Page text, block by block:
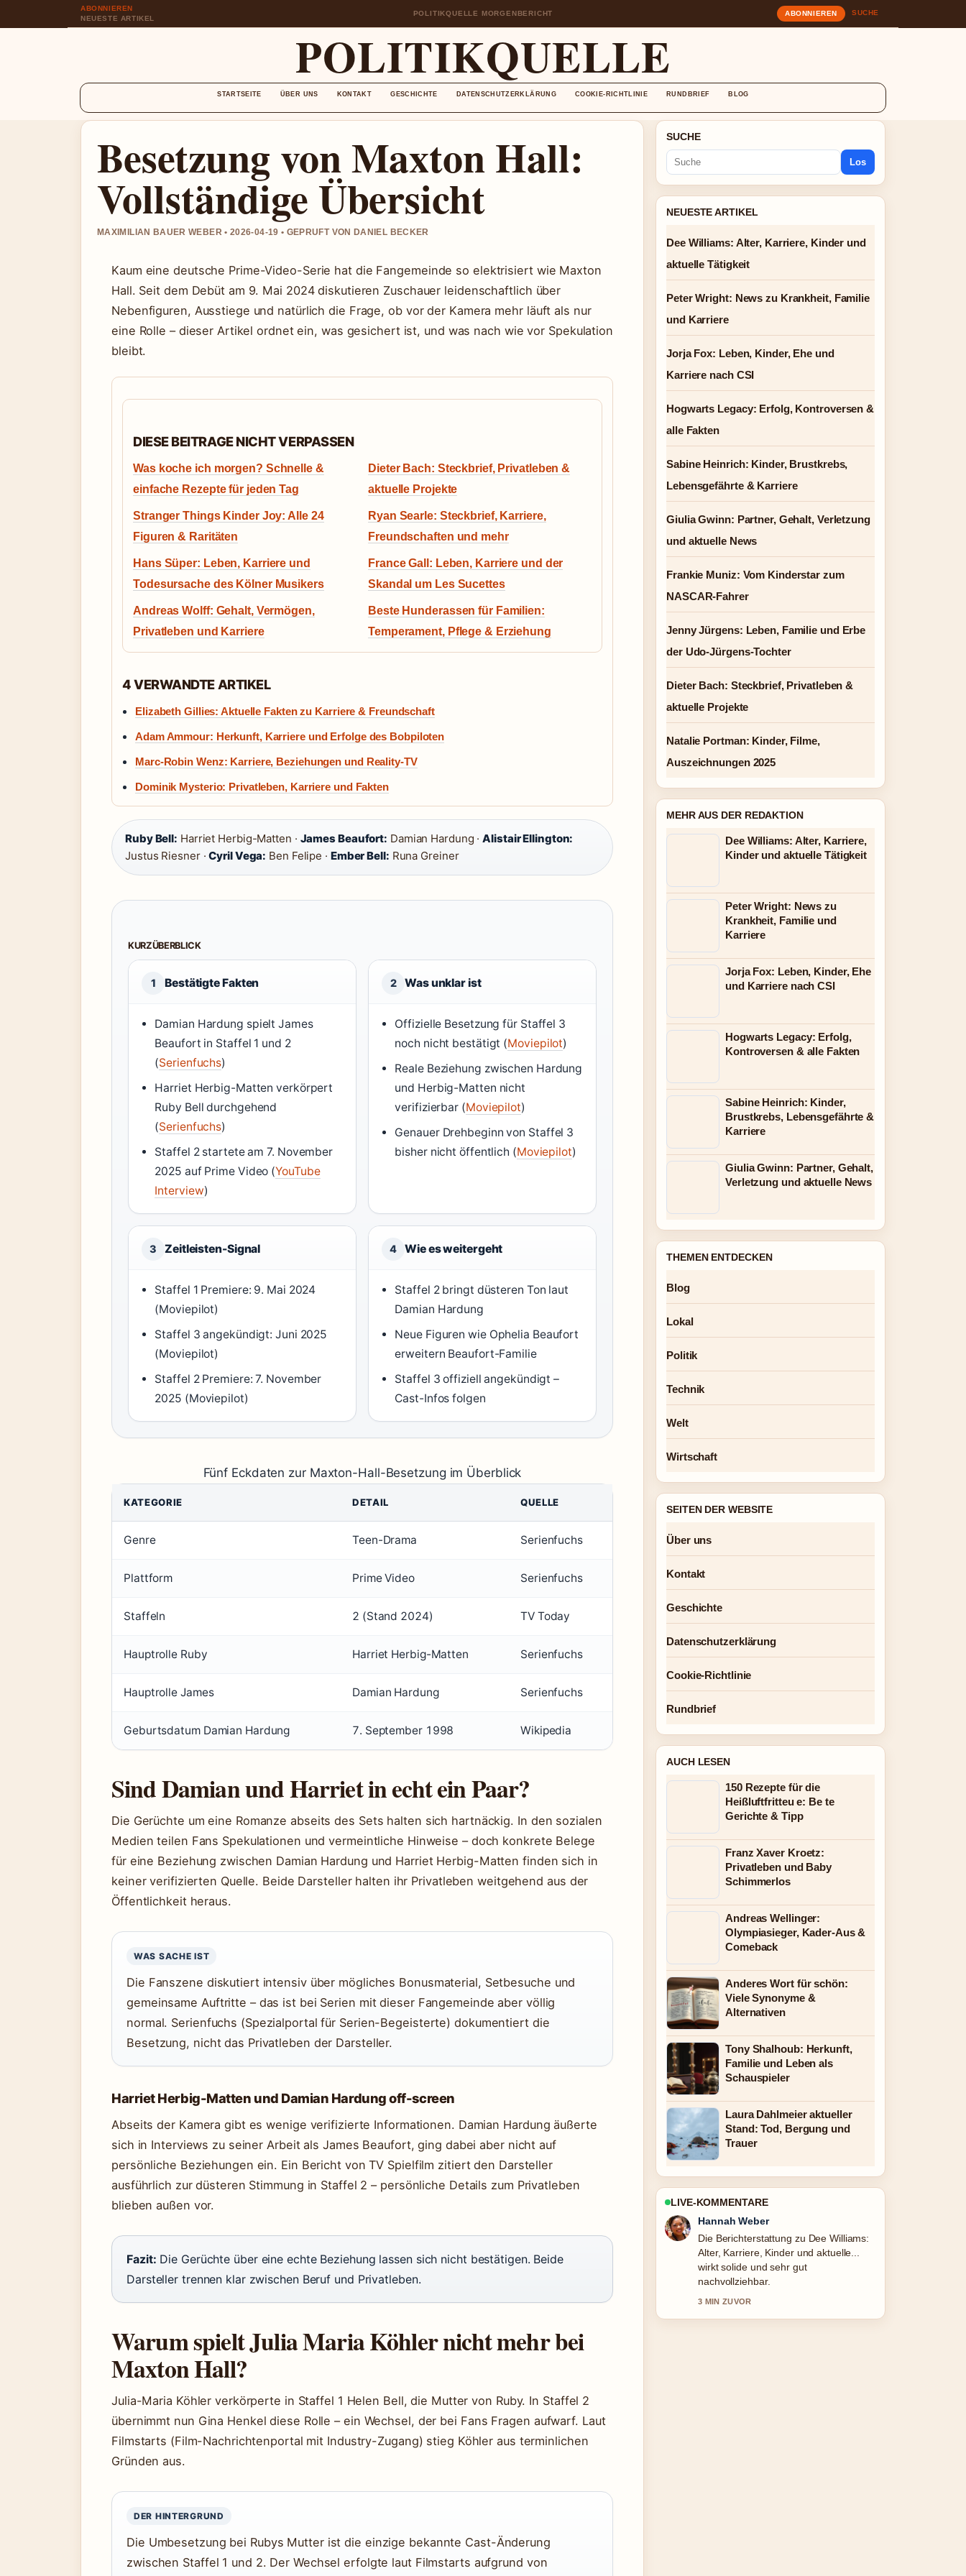
ABONNIEREN
NEUESTE ARTIKEL
POLITIKQUELLE MORGENBERICHT ABONNIEREN SUCHE
POLITIKQUELLE
STARTSEITE ÜBER UNS KONTAKT GESCHICHTE DATENSCHUTZERKLÄRUNG COOKIE-RICHTLINIE RUNDBRIEF BLOG
Besetzung von Maxton Hall:
Vollständige Übersicht
MAXIMILIAN BAUER WEBER • 2026-04-19 • GEPRUFT VON DANIEL BECKER
Kaum eine deutsche Prime-Video-Serie hat die Fangemeinde so elektrisiert wie Maxton
Hall. Seit dem Debüt am 9. Mai 2024 diskutieren Zuschauer leidenschaftlich über
Nebenfiguren, Ausstiege und natürlich die Frage, ob vor der Kamera mehr läuft als nur
eine Rolle – dieser Artikel ordnet ein, was gesichert ist, und was nach wie vor Spekulation
bleibt.
DIESE BEITRAGE NICHT VERPASSEN
Was koche ich morgen? Schnelle &
einfache Rezepte für jeden Tag
Dieter Bach: Steckbrief, Privatleben &
aktuelle Projekte
Stranger Things Kinder Joy: Alle 24
Figuren & Raritäten
Ryan Searle: Steckbrief, Karriere,
Freundschaften und mehr
Hans Süper: Leben, Karriere und
Todesursache des Kölner Musikers
France Gall: Leben, Karriere und der
Skandal um Les Sucettes
Andreas Wolff: Gehalt, Vermögen,
Privatleben und Karriere
Beste Hunderassen für Familien:
Temperament, Pflege & Erziehung
4 VERWANDTE ARTIKEL
Elizabeth Gillies: Aktuelle Fakten zu Karriere & Freundschaft
Adam Ammour: Herkunft, Karriere und Erfolge des Bobpiloten
Marc-Robin Wenz: Karriere, Beziehungen und Reality-TV
Dominik Mysterio: Privatleben, Karriere und Fakten
Ruby Bell: Harriet Herbig-Matten · James Beaufort: Damian Hardung ·Alistair Ellington:
Justus Riesner ·Cyril Vega: Ben Felipe · Ember Bell: Runa Greiner
KURZÜBERBLICK
1 Bestätigte Fakten
Damian Hardung spielt James
Beaufort in Staffel 1 und 2
(Serienfuchs)
Harriet Herbig-Matten verkörpert
Ruby Bell durchgehend
(Serienfuchs)
Staffel 2 startete am 7. November
2025 auf Prime Video (YouTube
Interview)
2 Was unklar ist
Offizielle Besetzung für Staffel 3
noch nicht bestätigt (Moviepilot)
Reale Beziehung zwischen Hardung
und Herbig-Matten nicht
verifizierbar (Moviepilot)
Genauer Drehbeginn von Staffel 3
bisher nicht öffentlich (Moviepilot)
3 Zeitleisten-Signal
Staffel 1 Premiere: 9. Mai 2024
(Moviepilot)
Staffel 3 angekündigt: Juni 2025
(Moviepilot)
Staffel 2 Premiere: 7. November
2025 (Moviepilot)
4 Wie es weitergeht
Staffel 2 bringt düsteren Ton laut
Damian Hardung
Neue Figuren wie Ophelia Beaufort
erweitern Beaufort-Familie
Staffel 3 offiziell angekündigt –
Cast-Infos folgen
Fünf Eckdaten zur Maxton-Hall-Besetzung im Überblick
KATEGORIE DETAIL QUELLE
Genre Teen-Drama Serienfuchs
Plattform Prime Video Serienfuchs
Staffeln 2 (Stand 2024) TV Today
Hauptrolle Ruby Harriet Herbig-Matten Serienfuchs
Hauptrolle James Damian Hardung Serienfuchs
Geburtsdatum Damian Hardung 7. September 1998 Wikipedia
Sind Damian und Harriet in echt ein Paar?
Die Gerüchte um eine Romanze abseits des Sets halten sich hartnäckig. In den sozialen
Medien teilen Fans Spekulationen und vermeintliche Hinweise – doch konkrete Belege
für eine Beziehung zwischen Damian Hardung und Harriet Herbig-Matten finden sich in
keiner verifizierten Quelle. Beide Darsteller halten ihr Privatleben weitgehend aus der
Öffentlichkeit heraus.
WAS SACHE IST
Die Fanszene diskutiert intensiv über mögliches Bonusmaterial, Setbesuche und
gemeinsame Auftritte – das ist bei Serien mit dieser Fangemeinde aber völlig
normal. Serienfuchs (Spezialportal für Serien-Begeisterte) dokumentiert die
Besetzung, nicht das Privatleben der Darsteller.
Harriet Herbig-Matten und Damian Hardung off-screen
Abseits der Kamera gibt es wenige verifizierte Informationen. Damian Hardung äußerte
sich in Interviews zu seiner Arbeit als James Beaufort, ging dabei aber nicht auf
persönliche Beziehungen ein. Ein Bericht von TV Spielfilm zitiert den Darsteller
ausführlich zur düsteren Stimmung in Staffel 2 – persönliche Details zum Privatleben
blieben außen vor.
Fazit: Die Gerüchte über eine echte Beziehung lassen sich nicht bestätigen. Beide
Darsteller trennen klar zwischen Beruf und Privatleben.
Warum spielt Julia Maria Köhler nicht mehr bei
Maxton Hall?
Julia-Maria Köhler verkörperte in Staffel 1 Helen Bell, die Mutter von Ruby. In Staffel 2
übernimmt nun Gina Henkel diese Rolle – ein Wechsel, der bei Fans Fragen aufwarf. Laut
Filmstarts (Film-Nachrichtenportal mit Industry-Zugang) stieg Köhler aus terminlichen
Gründen aus.
DER HINTERGRUND
Die Umbesetzung bei Rubys Mutter ist die einzige bekannte Cast-Änderung
zwischen Staffel 1 und 2. Der Wechsel erfolgte laut Filmstarts aufgrund von
SUCHE
Los
NEUESTE ARTIKEL
Dee Williams: Alter, Karriere, Kinder und
aktuelle Tätigkeit
Peter Wright: News zu Krankheit, Familie
und Karriere
Jorja Fox: Leben, Kinder, Ehe und
Karriere nach CSI
Hogwarts Legacy: Erfolg, Kontroversen &
alle Fakten
Sabine Heinrich: Kinder, Brustkrebs,
Lebensgefährte & Karriere
Giulia Gwinn: Partner, Gehalt, Verletzung
und aktuelle News
Frankie Muniz: Vom Kinderstar zum
NASCAR-Fahrer
Jenny Jürgens: Leben, Familie und Erbe
der Udo-Jürgens-Tochter
Dieter Bach: Steckbrief, Privatleben &
aktuelle Projekte
Natalie Portman: Kinder, Filme,
Auszeichnungen 2025
MEHR AUS DER REDAKTION
Dee Williams: Alter, Karriere,
Kinder und aktuelle Tätigkeit
Peter Wright: News zu
Krankheit, Familie und
Karriere
Jorja Fox: Leben, Kinder, Ehe
und Karriere nach CSI
Hogwarts Legacy: Erfolg,
Kontroversen & alle Fakten
Sabine Heinrich: Kinder,
Brustkrebs, Lebensgefährte &
Karriere
Giulia Gwinn: Partner, Gehalt,
Verletzung und aktuelle News
THEMEN ENTDECKEN
Blog
Lokal
Politik
Technik
Welt
Wirtschaft
SEITEN DER WEBSITE
Über uns
Kontakt
Geschichte
Datenschutzerklärung
Cookie-Richtlinie
Rundbrief
AUCH LESEN
150 Rezepte für die
Heißluftfritteu e: Be te
Gerichte & Tipp
Franz Xaver Kroetz:
Privatleben und Baby
Schimmerlos
Andreas Wellinger:
Olympiasieger, Kader-Aus &
Comeback
Anderes Wort für schön:
Viele Synonyme &
Alternativen
Tony Shalhoub: Herkunft,
Familie und Leben als
Schauspieler
Laura Dahlmeier aktueller
Stand: Tod, Bergung und
Trauer
LIVE-KOMMENTARE
Tim Vogel
Gute Verifikationsarbeit zu Peter
Wright: News zu Krankheit, Familie
und.... Mehr Medien sollten so
schreiben.
5 MIN ZUVOR